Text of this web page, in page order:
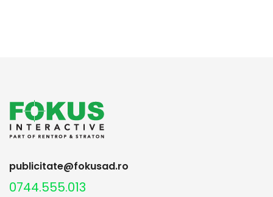
publicitate@fokusad.ro
0744.555.013